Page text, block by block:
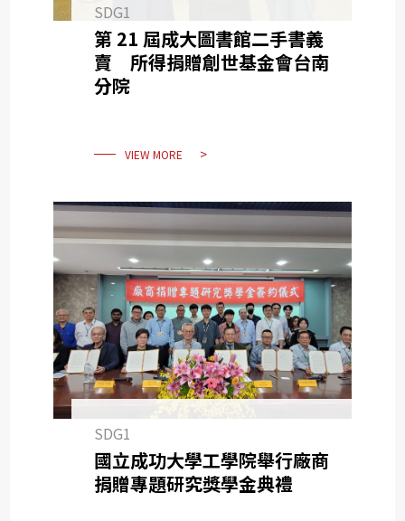
SDG1
第 21 屆成大圖書館二手書義
賣 所得捐贈創世基金會台南
分院
VIEW MORE
SDG1
國立成功大學工學院舉行廠商
捐贈專題研究獎學金典禮